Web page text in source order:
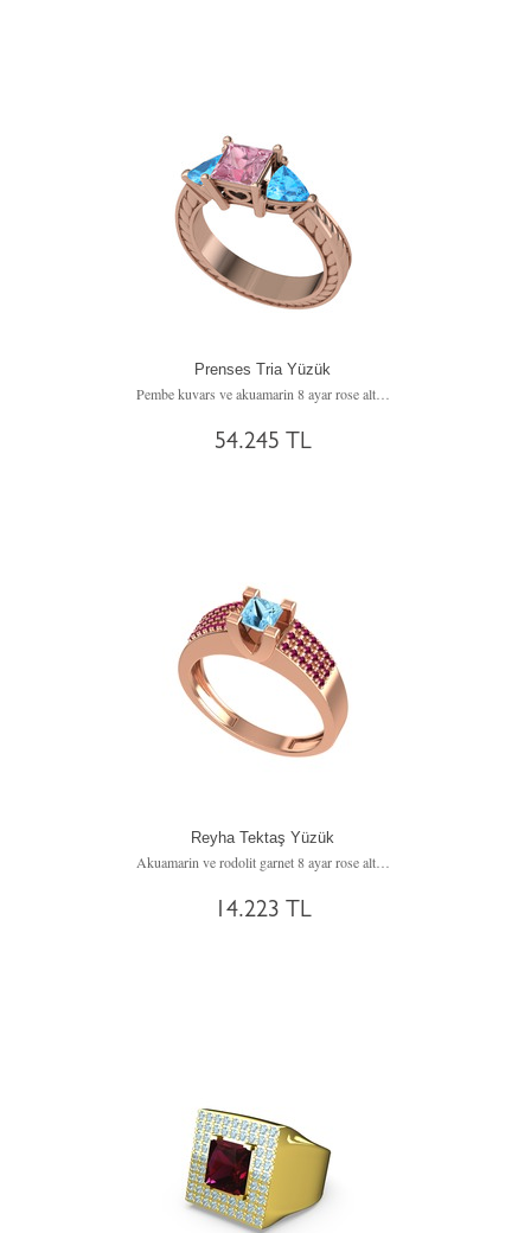
Prenses Tria Yüzük
Pembe kuvars ve akuamarin 8 ayar rose altın yüzük
54.245 TL
Reyha Tektaş Yüzük
Akuamarin ve rodolit garnet 8 ayar rose altın yüzük
14.223 TL